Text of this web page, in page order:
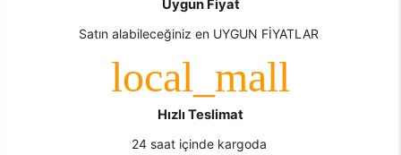
Uygun Fiyat
Satın alabileceğiniz en UYGUN FİYATLAR
Hızlı Teslimat
24 saat içinde kargoda